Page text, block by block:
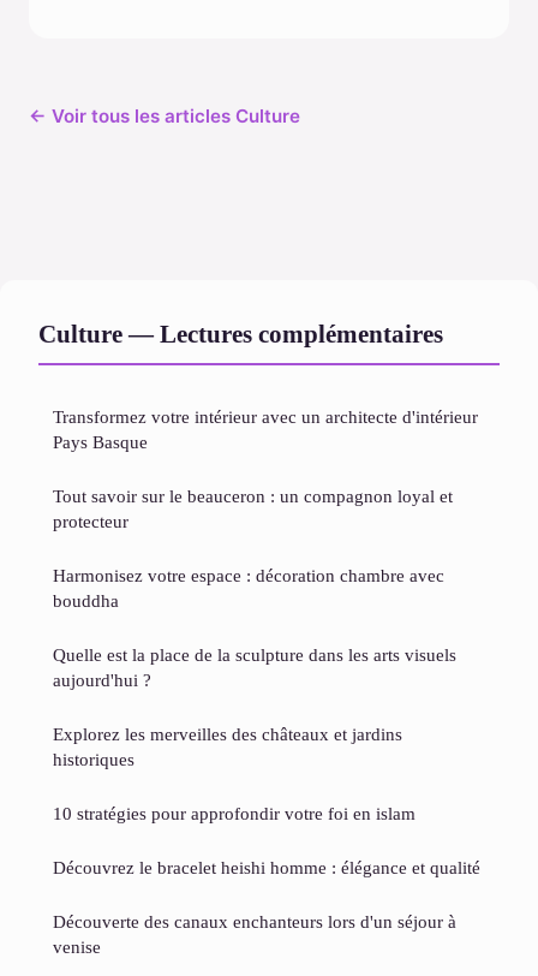
← Voir tous les articles Culture
Culture — Lectures complémentaires
Transformez votre intérieur avec un architecte d'intérieur
Pays Basque
Tout savoir sur le beauceron : un compagnon loyal et
protecteur
Harmonisez votre espace : décoration chambre avec
bouddha
Quelle est la place de la sculpture dans les arts visuels
aujourd'hui ?
Explorez les merveilles des châteaux et jardins
historiques
10 stratégies pour approfondir votre foi en islam
Découvrez le bracelet heishi homme : élégance et qualité
Découverte des canaux enchanteurs lors d'un séjour à
venise